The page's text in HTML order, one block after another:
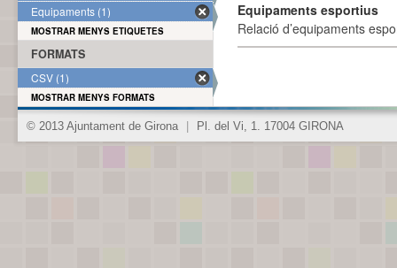
Equipaments esportius
Relació d’equipaments
Equipaments (1)
MOSTRAR MENYS ETIQUETES
FORMATS
CSV (1)
MOSTRAR MENYS FORMATS
© 2013 Ajuntament de Girona Pl. del Vi, 1. 17004 GIRONA